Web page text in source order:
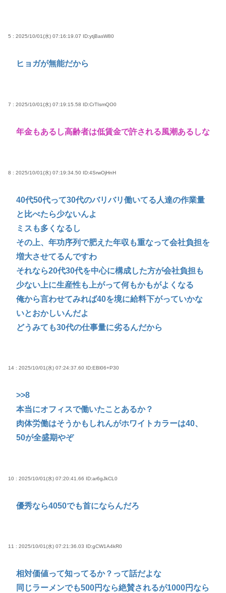
5 : 2025/10/01(水) 07:16:19.07 ID:ytjBasW80
ヒョガが無能だから
7 : 2025/10/01(水) 07:19:15.58 ID:CrTIsmQO0
年金もあるし高齢者は低賃金で許される風潮あるしな
8 : 2025/10/01(水) 07:19:34.50 ID:4SrwOjHnH
40代50代って30代のバリバリ働いてる人達の作業量
と比べたら少ないんよ
ミスも多くなるし
その上、年功序列で肥えた年収も重なって会社負担を
増大させてるんですわ
それなら20代30代を中心に構成した方が会社負担も
少ない上に生産性も上がって何もかもがよくなる
俺から言わせてみれば40を境に給料下がっていかな
いとおかしいんだよ
どうみても30代の仕事量に劣るんだから
14 : 2025/10/01(水) 07:24:37.60 ID:EBl06+P30
>>8
本当にオフィスで働いたことあるか？
肉体労働はそうかもしれんがホワイトカラーは40、
50が全盛期やぞ
10 : 2025/10/01(水) 07:20:41.66 ID:ar6gJkCL0
優秀なら4050でも首にならんだろ
11 : 2025/10/01(水) 07:21:36.03 ID:gCW1A4kR0
相対価値って知ってるか？って話だよな
同じラーメンでも500円なら絶賛されるが1000円なら